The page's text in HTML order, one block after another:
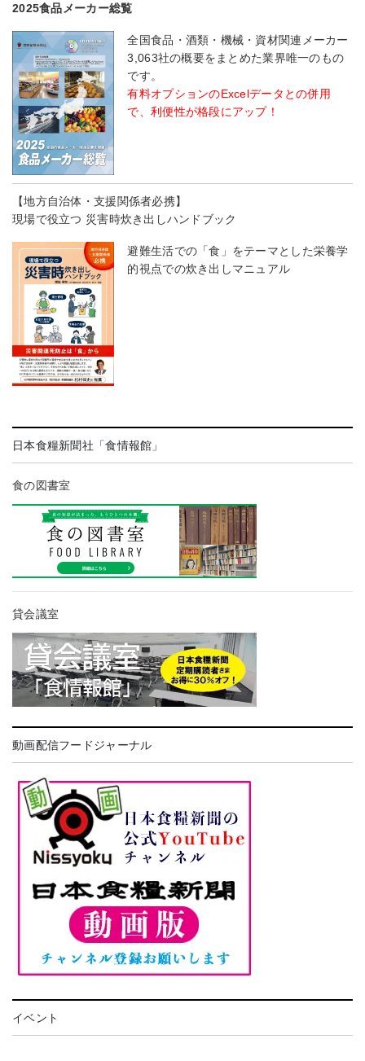
2025食品メーカー総覧
全国食品・酒類・機械・資材関連メーカー
3,063社の概要をまとめた業界唯一のもの
です。
有料オプションのExcelデータとの併用
で、利便性が格段にアップ！
【地方自治体・支援関係者必携】
現場で役立つ 災害時炊き出しハンドブック
避難生活での「食」をテーマとした栄養学
的視点での炊き出しマニュアル
日本食糧新聞社「食情報館」
食の図書室
貸会議室
動画配信フードジャーナル
イベント